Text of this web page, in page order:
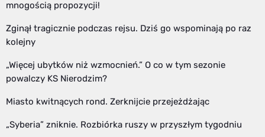
mnogością propozycji!
Zginął tragicznie podczas rejsu. Dziś go wspominają po raz
kolejny
„Więcej ubytków niż wzmocnień.” O co w tym sezonie
powalczy KS Nierodzim?
Miasto kwitnących rond. Zerknijcie przejeżdżając
„Syberia” zniknie. Rozbiórka ruszy w przyszłym tygodniu